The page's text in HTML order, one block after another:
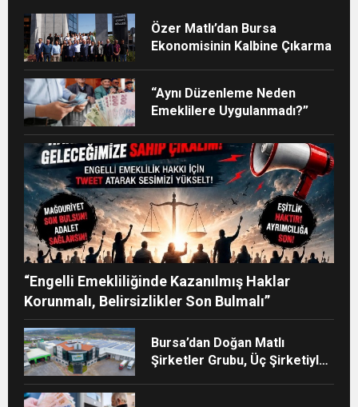
Özer Matlı’dan Bursa
Ekonomisinin Kalbine Çıkarma
“Aynı Düzenleme Neden
Emeklilere Uygulanmadı?”
“Engelli Emekliliğinde Kazanılmış Haklar
Korunmalı, Belirsizlikler Son Bulmalı”
Bursa’dan Doğan Matlı
Şirketler Grubu, Üç Şirketiyle